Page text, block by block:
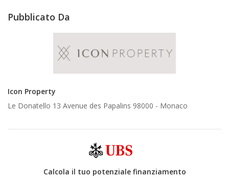
Pubblicato Da
Icon Property
Le Donatello 13 Avenue des Papalins 98000 - Monaco
Calcola il tuo potenziale finanziamento